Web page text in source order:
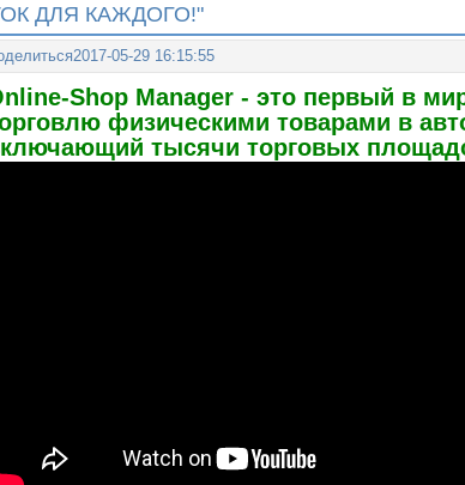
ДЛЯ КАЖДОГО!"
2017-05-29 16:15:55
Shop Manager - это первый в
физическими товарами в
тысячи торговых